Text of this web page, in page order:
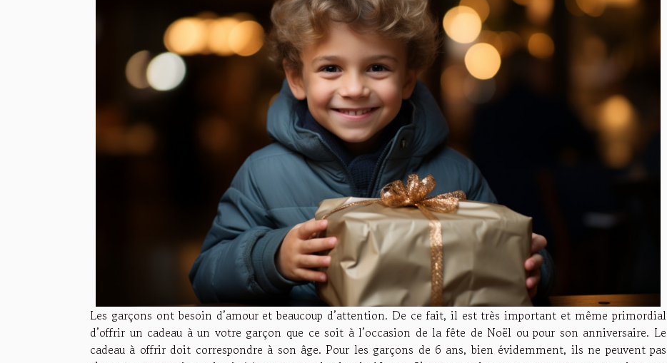
Les garçons ont besoin d’amour et beaucoup d’attention. De ce fait, il est très important et même primordial
d’offrir un cadeau à un votre garçon que ce soit à l’occasion de la fête de Noël ou pour son anniversaire. Le
cadeau à offrir doit correspondre à son âge. Pour les garçons de 6 ans, bien évidemment, ils ne peuvent pas